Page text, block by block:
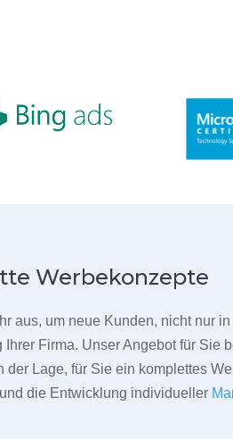
Werbekonzepte
aus, um neue Kunden, nicht nur in
Firma. Unser Angebot für Sie
der Lage, für Sie ein komplettes
die Entwicklung individueller